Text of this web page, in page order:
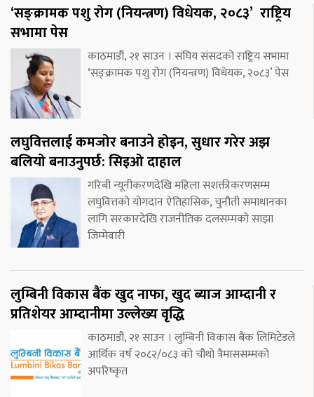
‘सङ्क्रामक पशु रोग (नियन्त्रण) विधेयक, २०८३’ राष्ट्रिय
सभामा पेस
काठमाडौं, २१ साउन । संघिय संसदको राष्ट्रिय सभामा
‘सङ्क्रामक पशु रोग (नियन्त्रण) विधेयक, २०८३’ पेस
लघुवित्तलाई कमजोर बनाउने होइन, सुधार गरेर अझ
बलियो बनाउनुपर्छ: सिइओ दाहाल
गरिबी न्यूनीकरणदेखि महिला सशक्तीकरणसम्म
लघुवित्तको योगदान ऐतिहासिक, चुनौती समाधानका
लागि सरकारदेखि राजनीतिक दलसम्मको साझा
जिम्मेवारी
लुम्बिनी विकास बैंक खुद नाफा, खुद ब्याज आम्दानी र
प्रतिशेयर आम्दानीमा उल्लेख्य वृद्धि
काठमाडौं, २१ साउन । लुम्बिनी विकास बैंक लिमिटेडले
आर्थिक वर्ष २०८२/०८३ को चौथो त्रैमाससम्मको
अपरिष्कृत